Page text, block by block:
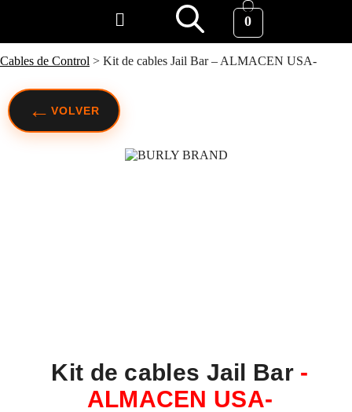
Cables de Control > Kit de cables Jail Bar – ALMACEN USA-
0
← VOLVER
Kit de cables Jail Bar -
ALMACEN USA-